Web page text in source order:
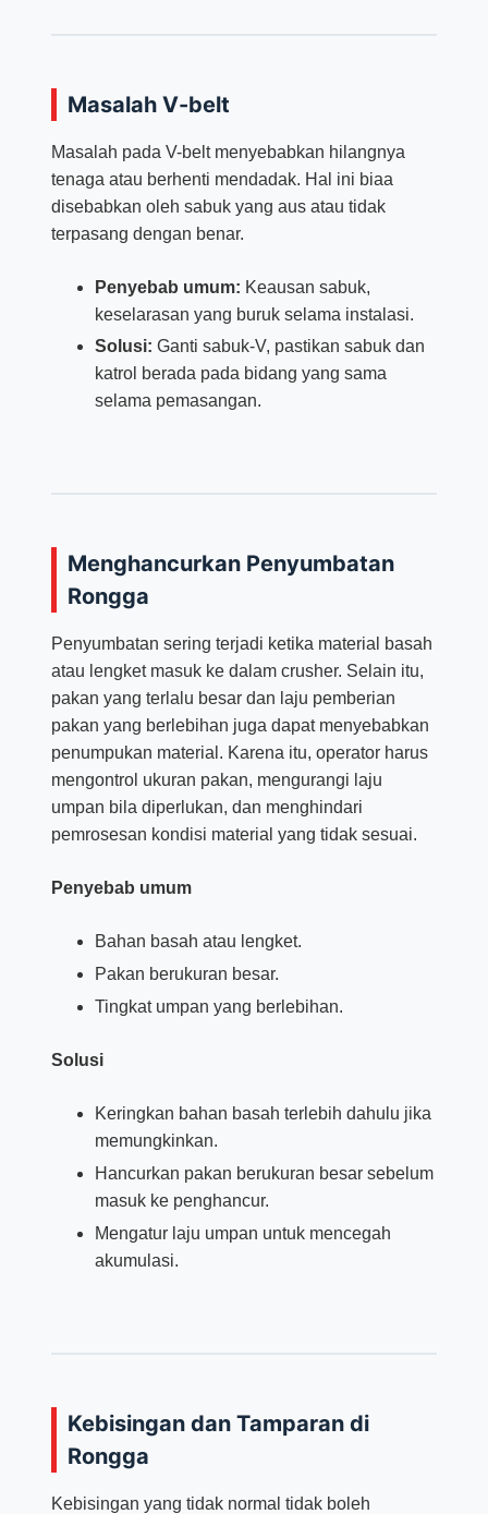
Masalah V-belt
Masalah pada V-belt menyebabkan hilangnya
tenaga atau berhenti mendadak. Hal ini biaa
disebabkan oleh sabuk yang aus atau tidak
terpasang dengan benar.
Penyebab umum: Keausan sabuk,
keselarasan yang buruk selama instalasi.
Solusi: Ganti sabuk-V, pastikan sabuk dan
katrol berada pada bidang yang sama
selama pemasangan.
Menghancurkan Penyumbatan
Rongga
Penyumbatan sering terjadi ketika material basah
atau lengket masuk ke dalam crusher. Selain itu,
pakan yang terlalu besar dan laju pemberian
pakan yang berlebihan juga dapat menyebabkan
penumpukan material. Karena itu, operator harus
mengontrol ukuran pakan, mengurangi laju
umpan bila diperlukan, dan menghindari
pemrosesan kondisi material yang tidak sesuai.
Penyebab umum
Bahan basah atau lengket.
Pakan berukuran besar.
Tingkat umpan yang berlebihan.
Solusi
Keringkan bahan basah terlebih dahulu jika
memungkinkan.
Hancurkan pakan berukuran besar sebelum
masuk ke penghancur.
Mengatur laju umpan untuk mencegah
akumulasi.
Kebisingan dan Tamparan di
Rongga
Kebisingan yang tidak normal tidak boleh